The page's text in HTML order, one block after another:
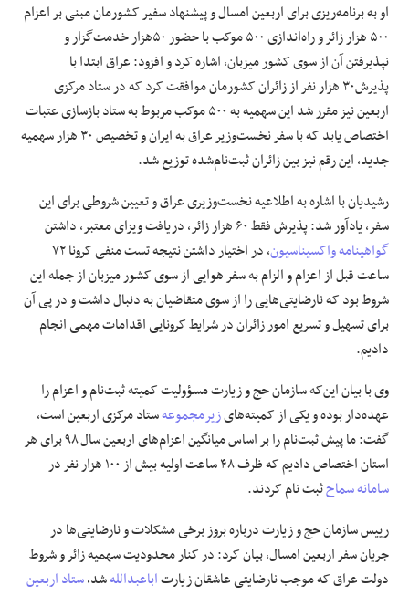
او به برنامه‌ریزی برای اربعین امسال و پیشنهاد سفیر کشورمان مبنی بر اعزام
۵۰۰ هزار زائر و راه‌اندازی ۵۰۰ موکب با حضور ۵۰هزار خدمت‌گزار و
نپذیرفتن آن از سوی کشور میزبان، اشاره کرد و افزود: عراق ابتدا با
پذیرش۳۰ هزار نفر از زائران کشورمان موافقت کرد که در ستاد مرکزی
اربعین نیز مقرر شد این سهمیه به ۵۰۰ موکب مربوط به ستاد بازسازی عتبات
اختصاص یابد که با سفر نخست‌وزیر عراق به ایران و تخصیص ۳۰ هزار سهمیه
جدید، این رقم نیز بین زائران ثبت‌نام‌شده توزیع شد.
رشیدیان با اشاره به اطلاعیه نخست‌وزیری عراق و تعیین شروطی برای این
سفر، یادآور شد: پذیرش فقط ۶۰ هزار زائر، دریافت ویزای معتبر، داشتن
گواهینامهواکسیناسیون
، در اختیار داشتن نتیجه تست منفی کرونا ۷۲
ساعت قبل از اعزام و الزام به سفر هوایی از سوی کشور میزبان از جمله این
شروط بود که نارضایتی‌هایی را از سوی متقاضیان به دنبال داشت و در پی آن
برای تسهیل و تسریع امور زائران در شرایط کرونایی اقدامات مهمی انجام
دادیم.
وی با بیان این‌که سازمان حج و زیارت مسؤولیت کمیته ثبت‌نام و اعزام را
عهده‌دار بوده و یکی از کمیته‌هایزیرمجموعهستاد مرکزی اربعین است،
گفت: ما پیش ثبت‌نام را بر اساس میانگین اعزام‌های اربعین سال ۹۸ برای هر
استان اختصاص دادیم که ظرف ۴۸ ساعت اولیه بیش از ۱۰۰ هزار نفر در
سامانه سماحثبت نام کردند.
رییس سازمان حج و زیارت درباره بروز برخی مشکلات و نارضایتی‌ها در
جریان سفر اربعین امسال، بیان کرد: در کنار محدودیت سهمیه زائر و شروط
دولت عراق که موجب نارضایتی عاشقان زیارتاباعبداللهشد،ستاد اربعین